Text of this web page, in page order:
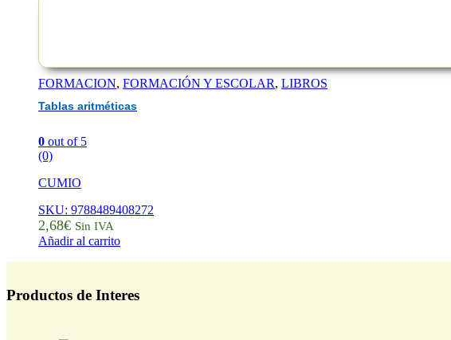
FORMACION, FORMACIÓN Y ESCOLAR, LIBROS
Tablas aritméticas
0 out of 5
(0)
CUMIO
SKU: 9788489408272
2,68€ Sin IVA
Añadir al carrito
Productos de Interes